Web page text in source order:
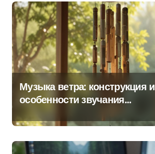
Музыка ветра: конструкция и
особенности звучания